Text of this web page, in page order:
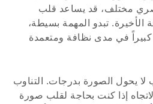
مختلف، قد يساعد قلب
تبدو المهمة بسيطة،
في مدى نظافة ومتعمدة
يحول الصورة بدرجات. التناوب
إذا كنت بحاجة لقلب صورة